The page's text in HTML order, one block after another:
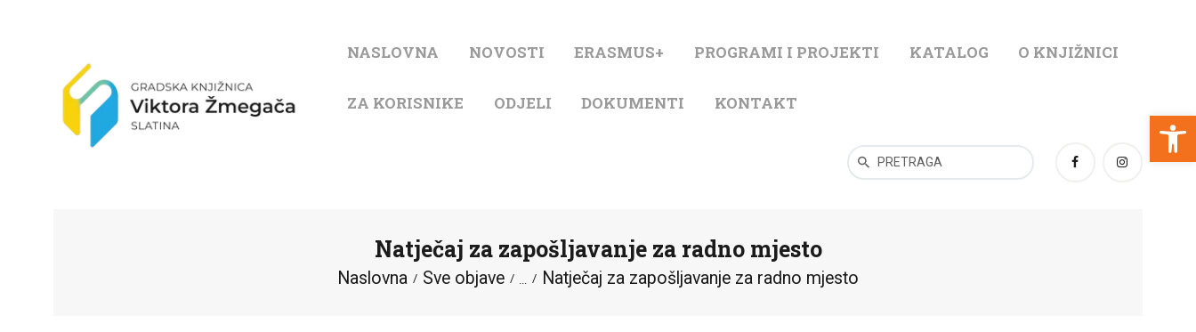
Open toolbar
NASLOVNA NOVOSTI ERASMUS+ PROGRAMI I PROJEKTI KATALOG O KNJIŽNICI
ZA KORISNIKE ODJELI DOKUMENTI KONTAKT
Natječaj za zapošljavanje za radno mjesto
Naslovna Sve objave ... Natječaj za zapošljavanje za radno mjesto
KATALOG